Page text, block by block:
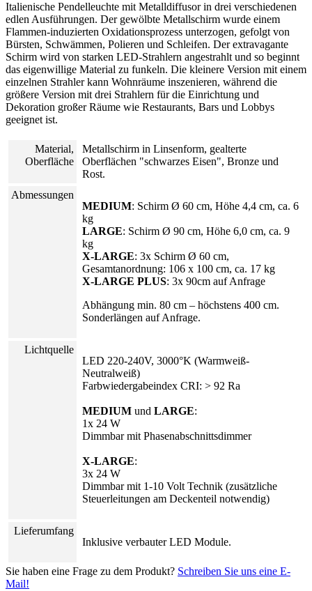
Italienische Pendelleuchte mit Metalldiffusor in drei verschiedenen
edlen Ausführungen. Der gewölbte Metallschirm wurde einem
Flammen-induzierten Oxidationsprozess unterzogen, gefolgt von
Bürsten, Schwämmen, Polieren und Schleifen. Der extravagante
Schirm wird von starken LED-Strahlern angestrahlt und so beginnt
das eigenwillige Material zu funkeln. Die kleinere Version mit einem
einzelnen Strahler kann Wohnräume inszenieren, während die
größere Version mit drei Strahlern für die Einrichtung und
Dekoration großer Räume wie Restaurants, Bars und Lobbys
geeignet ist.
Material,
Oberfläche
Metallschirm in Linsenform, gealterte
Oberflächen "schwarzes Eisen", Bronze und
Rost.
Abmessungen
MEDIUM: Schirm Ø 60 cm, Höhe 4,4 cm, ca. 6
kg
LARGE: Schirm Ø 90 cm, Höhe 6,0 cm, ca. 9
kg
X-LARGE: 3x Schirm Ø 60 cm,
Gesamtanordnung: 106 x 100 cm, ca. 17 kg
X-LARGE PLUS: 3x 90cm auf Anfrage
Abhängung min. 80 cm – höchstens 400 cm.
Sonderlängen auf Anfrage.
Lichtquelle
LED 220-240V, 3000°K (Warmweiß-
Neutralweiß)
Farbwiedergabeindex CRI: > 92 Ra
MEDIUM und LARGE:
1x 24 W
Dimmbar mit Phasenabschnittsdimmer
X-LARGE:
3x 24 W
Dimmbar mit 1-10 Volt Technik (zusätzliche
Steuerleitungen am Deckenteil notwendig)
Lieferumfang
Inklusive verbauter LED Module.
Sie haben eine Frage zu dem Produkt? Schreiben Sie uns eine E-
Mail!